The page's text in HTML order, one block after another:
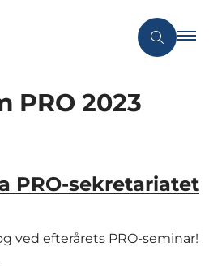
PRO 2023
PRO-sekretariatet
ved efterårets PRO-seminar!